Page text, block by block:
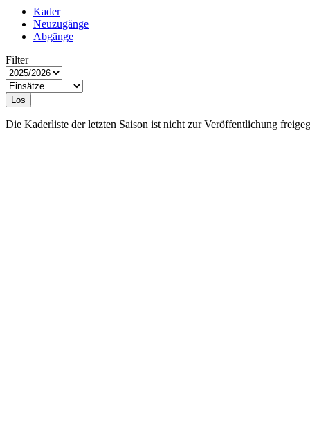
Kader
Neuzugänge
Abgänge
Filter
Los
Die Kaderliste der letzten Saison ist nicht zur Veröffentlichung